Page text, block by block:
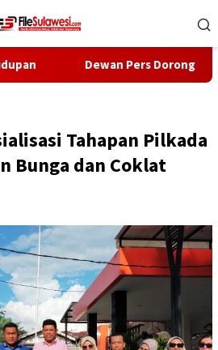
Dewan Pers Dorong Wartawan
Tahapan Pilkada
Bunga dan Coklat